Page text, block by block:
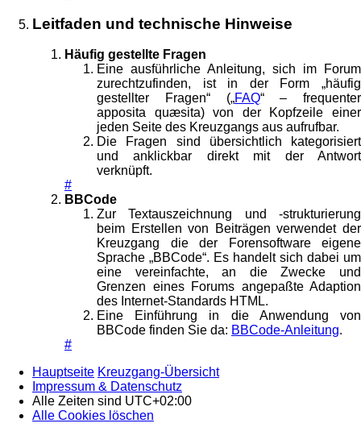
Leitfaden und technische Hinweise
Häufig gestellte Fragen
Eine ausführliche Anleitung, sich im Forum
zurechtzufinden, ist in der Form „häufig
gestellter Fragen“ („FAQ“ – frequenter
apposita quæsita) von der Kopfzeile einer
jeden Seite des Kreuzgangs aus aufrufbar.
Die Fragen sind übersichtlich kategorisiert
und anklickbar direkt mit der Antwort
verknüpft.
#
BBCode
Zur Textauszeichnung und -strukturierung
beim Erstellen von Beiträgen verwendet der
Kreuzgang die der Forensoftware eigene
Sprache „BBCode“. Es handelt sich dabei um
eine vereinfachte, an die Zwecke und
Grenzen eines Forums angepaßte Adaption
des Internet-Standards HTML.
Eine Einführung in die Anwendung von
BBCode finden Sie da: BBCode-Anleitung.
#
Hauptseite Kreuzgang-Übersicht
Impressum & Datenschutz
Alle Zeiten sind UTC+02:00
Alle Cookies löschen